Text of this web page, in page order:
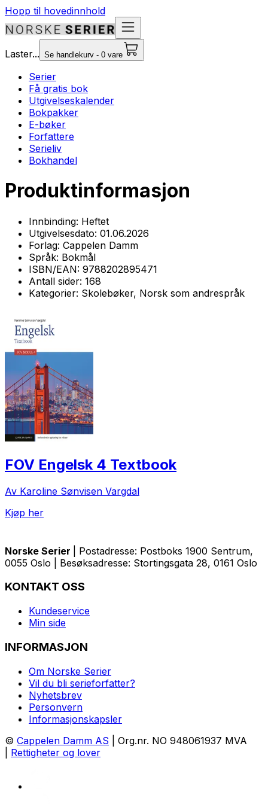
Hopp til hovedinnhold
Laster... Se handlekurv - 0 vare
Serier
Få gratis bok
Utgivelseskalender
Bokpakker
E-bøker
Forfattere
Serieliv
Bokhandel
Produktinformasjon
Innbinding: Heftet
Utgivelsesdato: 01.06.2026
Forlag: Cappelen Damm
Språk: Bokmål
ISBN/EAN: 9788202895471
Antall sider: 168
Kategorier: Skolebøker, Norsk som andrespråk
FOV Engelsk 4 Textbook
Av Karoline Sønvisen Vargdal
Kjøp her
Norske Serier
| Postadresse: Postboks 1900 Sentrum,
0055 Oslo | Besøksadresse: Stortingsgata 28, 0161 Oslo
KONTAKT OSS
Kundeservice
Min side
INFORMASJON
Om Norske Serier
Vil du bli serieforfatter?
Nyhetsbrev
Personvern
Informasjonskapsler
© Cappelen Damm AS | Org.nr. NO 948061937 MVA
Rettigheter og lover